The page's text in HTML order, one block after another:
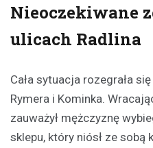
Nieoczekiwane
ulicach Radlina
Cała sytuacja rozegrała
Rymera i Kominka.
zauważył mężczyznę
sklepu, który niósł ze sobą